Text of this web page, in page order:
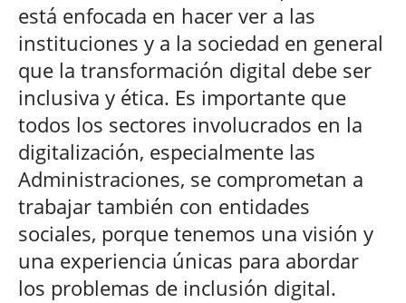
está enfocada en hacer ver a las
instituciones y a la sociedad en general
que la transformación digital debe ser
inclusiva y ética. Es importante que
todos los sectores involucrados en la
digitalización, especialmente las
Administraciones, se comprometan a
trabajar también con entidades
sociales, porque tenemos una visión y
una experiencia únicas para abordar
los problemas de inclusión digital.